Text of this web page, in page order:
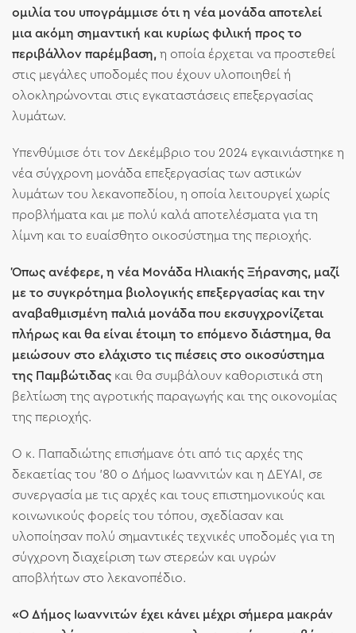
ομιλία του υπογράμμισε ότι η νέα μονάδα αποτελεί
μια ακόμη σημαντική και κυρίως φιλική προς το
περιβάλλον παρέμβαση, η οποία έρχεται να προστεθεί
στις μεγάλες υποδομές που έχουν υλοποιηθεί ή
ολοκληρώνονται στις εγκαταστάσεις επεξεργασίας
λυμάτων.
Υπενθύμισε ότι τον Δεκέμβριο του 2024 εγκαινιάστηκε η
νέα σύγχρονη μονάδα επεξεργασίας των αστικών
λυμάτων του λεκανοπεδίου, η οποία λειτουργεί χωρίς
προβλήματα και με πολύ καλά αποτελέσματα για τη
λίμνη και το ευαίσθητο οικοσύστημα της περιοχής.
Όπως ανέφερε, η νέα Μονάδα Ηλιακής Ξήρανσης, μαζί
με το συγκρότημα βιολογικής επεξεργασίας και την
αναβαθμισμένη παλιά μονάδα που εκσυγχρονίζεται
πλήρως και θα είναι έτοιμη το επόμενο διάστημα, θα
μειώσουν στο ελάχιστο τις πιέσεις στο οικοσύστημα
της Παμβώτιδας και θα συμβάλουν καθοριστικά στη
βελτίωση της αγροτικής παραγωγής και της οικονομίας
της περιοχής.
Ο κ. Παπαδιώτης επισήμανε ότι από τις αρχές της
δεκαετίας του ’80 ο Δήμος Ιωαννιτών και η ΔΕΥΑΙ, σε
συνεργασία με τις αρχές και τους επιστημονικούς και
κοινωνικούς φορείς του τόπου, σχεδίασαν και
υλοποίησαν πολύ σημαντικές τεχνικές υποδομές για τη
σύγχρονη διαχείριση των στερεών και υγρών
αποβλήτων στο λεκανοπέδιο.
«Ο Δήμος Ιωαννιτών έχει κάνει μέχρι σήμερα μακράν